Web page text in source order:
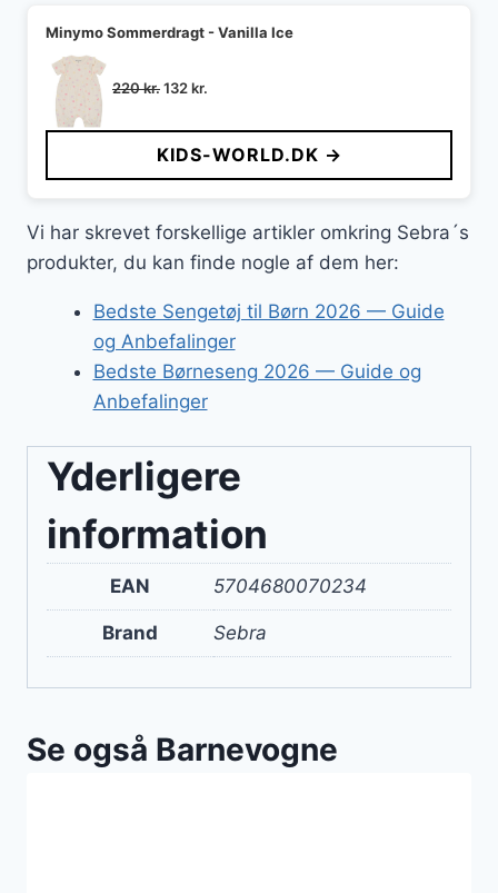
Minymo Sommerdragt - Vanilla Ice
220kr.Den
pris
var:
220 kr..
132kr.
pris
er:
132 kr..
KIDS-WORLD.DK →
Vi har skrevet forskellige artikler omkring Sebra´s
produkter, du kan finde nogle af dem her:
Bedste Sengetøj til Børn 2026 — Guide
og Anbefalinger
Bedste Børneseng 2026 — Guide og
Anbefalinger
Yderligere
information
EAN 5704680070234
Brand Sebra
Se også Barnevogne